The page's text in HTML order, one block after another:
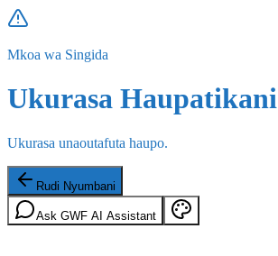
Mkoa wa Singida
Ukurasa Haupatikani
Ukurasa unaoutafuta haupo.
Rudi Nyumbani
Ask GWF AI Assistant